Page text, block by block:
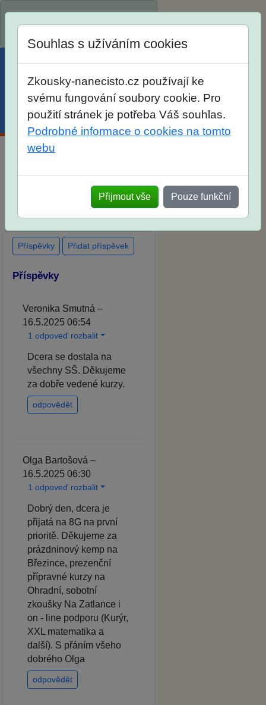
Menu Účet Košík
skutečných přijímacích
zkouškách
Souhlas s užíváním cookies
Zkousky-nanecisto.cz používají ke
svému fungování soubory cookie. Pro
použití stránek je potřeba Váš souhlas.
Podrobné informace o cookies na tomto
webu
Přijmout vše Pouze funkční
Příspěvky Přidat příspěvek
Příspěvky
Veronika Smutná –
16.5.2025 06:54
1 odpoveď rozbalit
Dcera se dostala na
všechny SŠ. Děkujeme
za dobře vedené kurzy.
odpovědět
Olga Bartošová –
16.5.2025 06:30
1 odpoveď rozbalit
Dobrý den, dcera je
přijatá na 8G na první
prioritě. Děkujeme za
prázdninový kemp na
Březince, prezenční
přípravné kurzy na
Ohradní, sobotní
zkoušky Na Zatlance i
on - line podporu (Kurýr,
XXL matematika a
další). S přáním všeho
dobrého Olga
odpovědět